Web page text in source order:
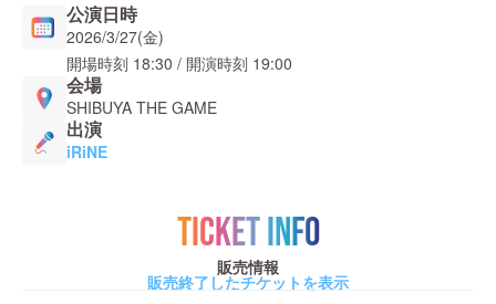
公演日時
2026/3/27(金)
開場時刻 18:30 / 開演時刻 19:00
会場
SHIBUYA THE GAME
出演
iRiNE
TICKET INFO
販売情報
販売終了したチケットを表示